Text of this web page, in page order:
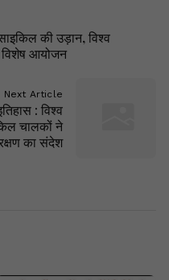
की उड़ान, विश्व
आयोजन
Next Article
: विश्व
चालकों ने
का संदेश